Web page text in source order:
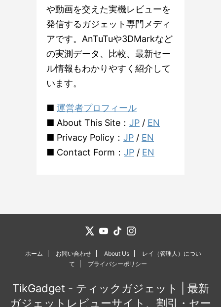
や動画を交えた実機レビューを
発信するガジェット専門メディ
アです。AnTuTuや3DMarkなど
の実測データ、比較、最新セー
ル情報もわかりやすく紹介して
います。
■ 運営者プロフィール
■ About This Site： JP / EN
■ Privacy Policy： JP / EN
■ Contact Form： JP / EN
ホーム お問い合わせ About Us
レイ（管理人）につい
て
プライバシーポリシー
TikGadget - ティックガジェット | 最新
ガジェットレビューサイト、割引・セー